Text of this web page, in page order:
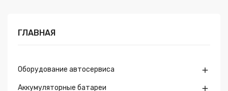
ГЛАВНАЯ
Оборудование автосервиса 
Аккумуляторные батареи 